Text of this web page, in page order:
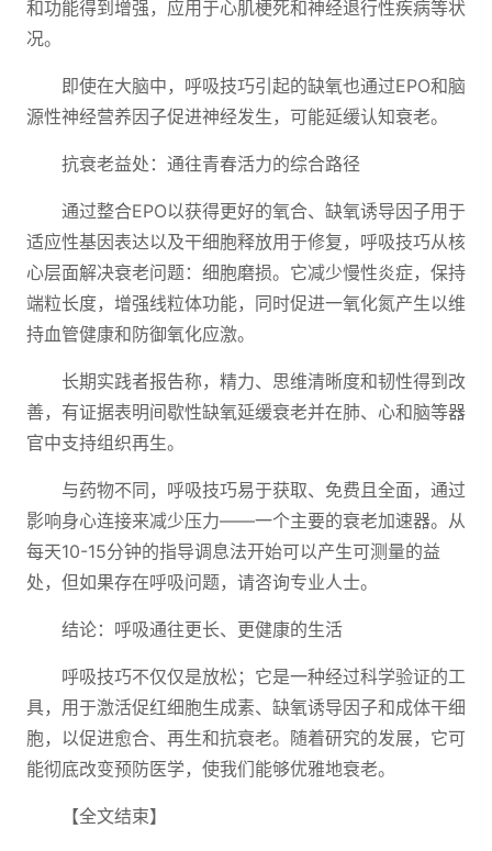
和功能得到增强，应用于心肌梗死和神经退行性疾病等状
况。
即使在大脑中，呼吸技巧引起的缺氧也通过EPO和脑
源性神经营养因子促进神经发生，可能延缓认知衰老。
抗衰老益处：通往青春活力的综合路径
通过整合EPO以获得更好的氧合、缺氧诱导因子用于
适应性基因表达以及干细胞释放用于修复，呼吸技巧从核
心层面解决衰老问题：细胞磨损。它减少慢性炎症，保持
端粒长度，增强线粒体功能，同时促进一氧化氮产生以维
持血管健康和防御氧化应激。
长期实践者报告称，精力、思维清晰度和韧性得到改
善，有证据表明间歇性缺氧延缓衰老并在肺、心和脑等器
官中支持组织再生。
与药物不同，呼吸技巧易于获取、免费且全面，通过
影响身心连接来减少压力——一个主要的衰老加速器。从
每天10-15分钟的指导调息法开始可以产生可测量的益
处，但如果存在呼吸问题，请咨询专业人士。
结论：呼吸通往更长、更健康的生活
呼吸技巧不仅仅是放松；它是一种经过科学验证的工
具，用于激活促红细胞生成素、缺氧诱导因子和成体干细
胞，以促进愈合、再生和抗衰老。随着研究的发展，它可
能彻底改变预防医学，使我们能够优雅地衰老。
【全文结束】